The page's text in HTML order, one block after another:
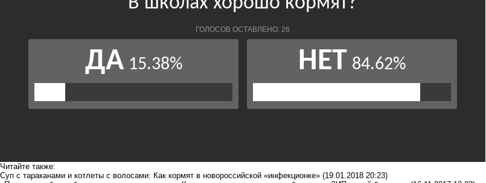
Читайте также:
Суп с тараканами и котлеты с волосами: Как кормят в новороссийской «инфекционке» (19.01.2018 20:23)